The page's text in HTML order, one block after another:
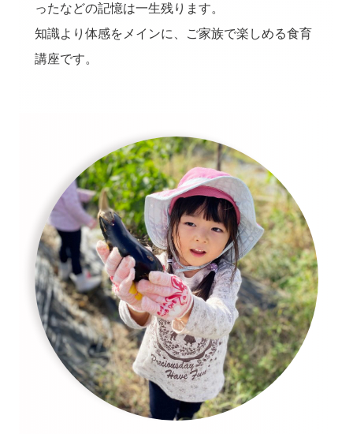
ったなどの記憶は一生残ります。
知識より体感をメインに、ご家族で楽しめる食育
講座です。